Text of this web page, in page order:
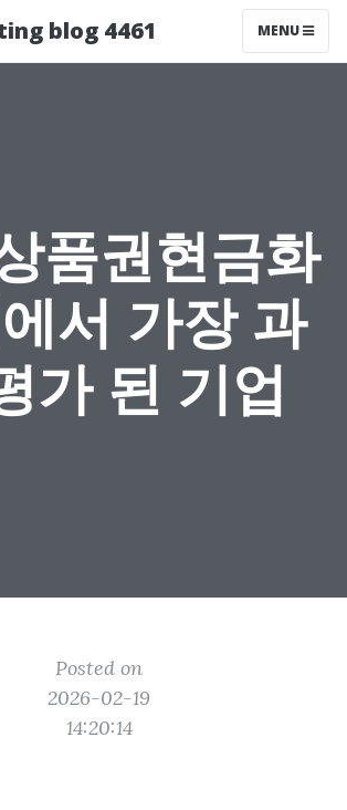
blog 4461 MENU
품권현금화
서 가장 과
가 된 기업
Posted on
2026-02-19
14:20:14